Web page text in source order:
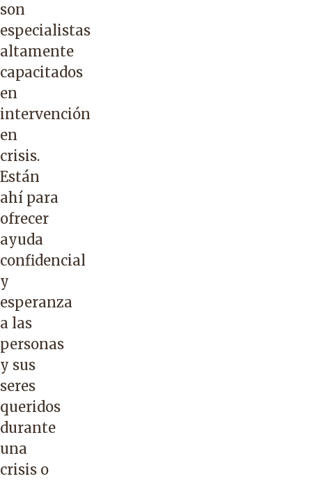
son
especialistas
altamente
capacitados
en
intervención
en
crisis.
Están
ahí para
ofrecer
ayuda
confidencial
y
esperanza
a las
personas
y sus
seres
queridos
durante
una
crisis o